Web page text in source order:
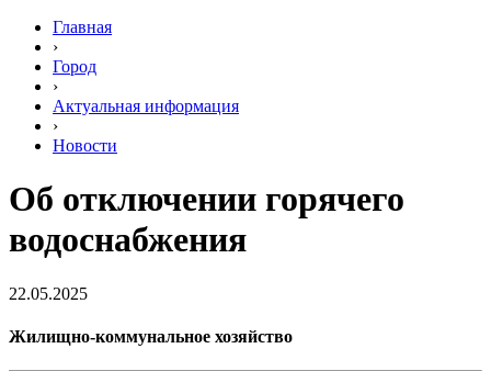
Главная
›
Город
›
Актуальная информация
›
Новости
Об отключении горячего
водоснабжения
22.05.2025
Жилищно-коммунальное хозяйство